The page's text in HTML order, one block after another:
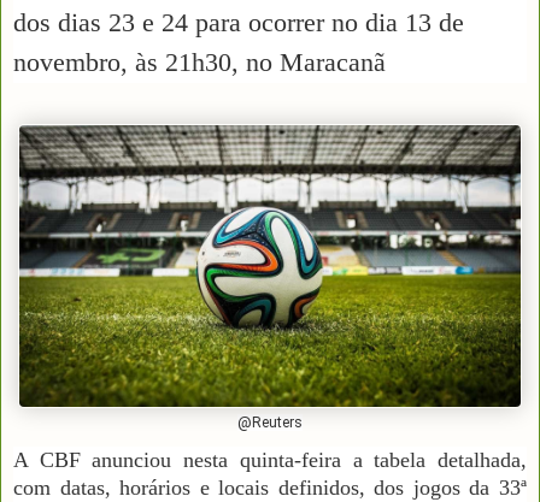
dos dias 23 e 24 para ocorrer no dia 13 de
novembro, às 21h30, no Maracanã
@Reuters
A CBF anunciou nesta quinta-feira a tabela detalhada,
com datas, horários e locais definidos, dos jogos da 33ª